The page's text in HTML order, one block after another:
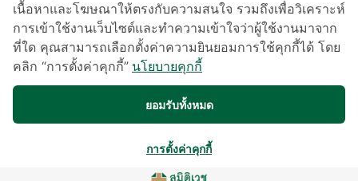
บัตรสมาชิกชีววัฒนะ
แผนที่และการเดินทาง
Samitivej Virtual Hospital
เนื้อหาและโฆษณาให้ตรงกับความสนใจ รวมถึงเพื่อวิเคราะห์
การเข้าใช้งานเว็บไซต์และทำความเข้าใจว่าผู้ใช้งานมาจาก
ที่ใด คุณสามารถเลือกตั้งค่าความยินยอมการใช้คุกกี้ได้ โดย
คลิก “การตั้งค่าคุกกี้” นโยบายคุกกี้
ยอมรับทั้งหมด
การตั้งค่าคุกกี้